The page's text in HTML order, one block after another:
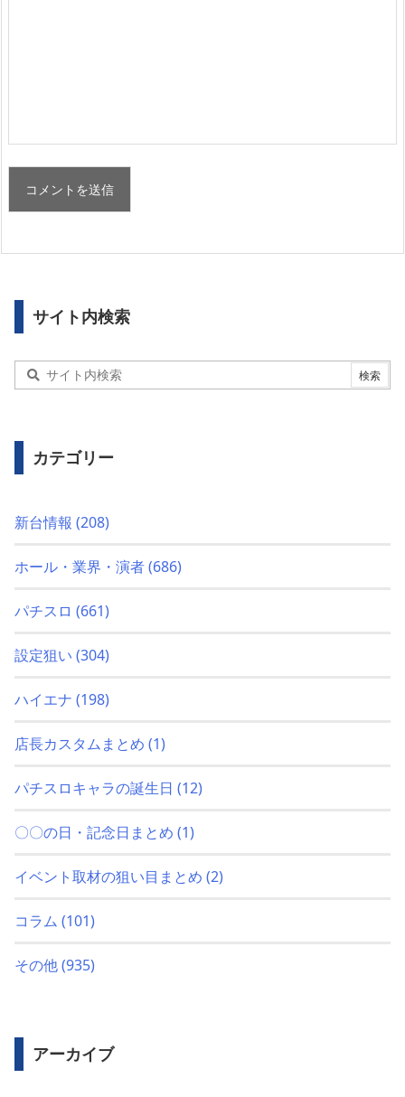
サイト内検索
カテゴリー
新台情報 (208)
ホール・業界・演者(686)
パチスロ (661)
設定狙い (304)
ハイエナ (198)
店長カスタムまとめ (1)
パチスロキャラの誕生日 (12)
〇〇の日・記念日まとめ (1)
イベント取材の狙い目まとめ (2)
コラム (101)
その他(935)
アーカイブ